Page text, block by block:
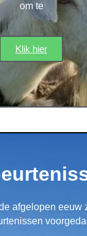
om te
Klik hier
afgelopen eeuw